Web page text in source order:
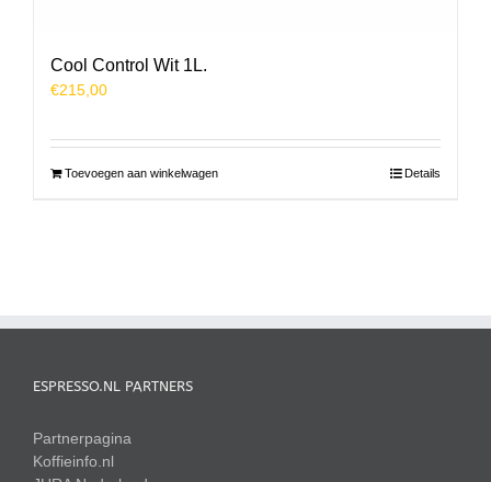
Cool Control Wit 1L.
€215,00
Toevoegen aan winkelwagen Details
ESPRESSO.NL PARTNERS
Partnerpagina
Koffieinfo.nl